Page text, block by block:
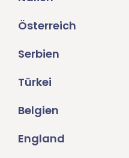
Österreich
Serbien
Türkei
Belgien
England